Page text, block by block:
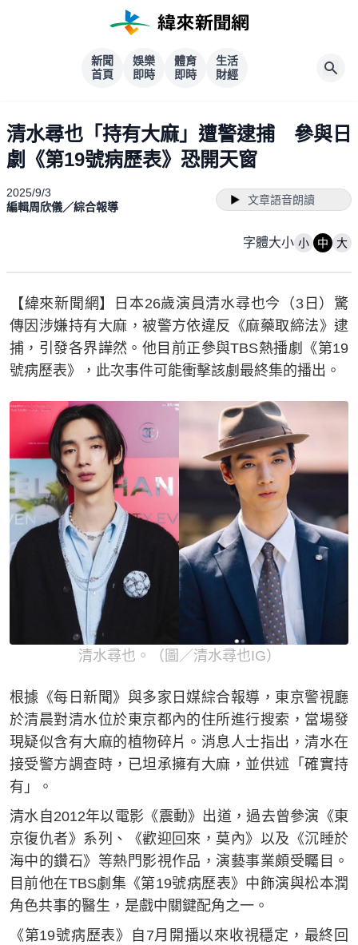
新聞
首頁
娛樂
即時
體育
即時
生活
財經
清水尋也「持有大麻」遭警逮捕 參與日
劇《第19號病歷表》恐開天窗
2025/9/3
編輯周欣儀／綜合報導
文章語音朗讀
字體大小 小 中 大
【緯來新聞網】日本26歲演員清水尋也今（3日）驚
傳因涉嫌持有大麻，被警方依違反《麻藥取締法》逮
捕，引發各界譁然。他目前正參與TBS熱播劇《第19
號病歷表》，此次事件可能衝擊該劇最終集的播出。
清水尋也。（圖／清水尋也IG）
根據《每日新聞》與多家日媒綜合報導，東京警視廳
於清晨對清水位於東京都內的住所進行搜索，當場發
現疑似含有大麻的植物碎片。消息人士指出，清水在
接受警方調查時，已坦承擁有大麻，並供述「確實持
有」。
清水自2012年以電影《震動》出道，過去曾參演《東
京復仇者》系列、《歡迎回來，莫內》以及《沉睡於
海中的鑽石》等熱門影視作品，演藝事業頗受矚目。
目前他在TBS劇集《第19號病歷表》中飾演與松本潤
角色共事的醫生，是戲中關鍵配角之一。
《第19號病歷表》自7月開播以來收視穩定，最終回